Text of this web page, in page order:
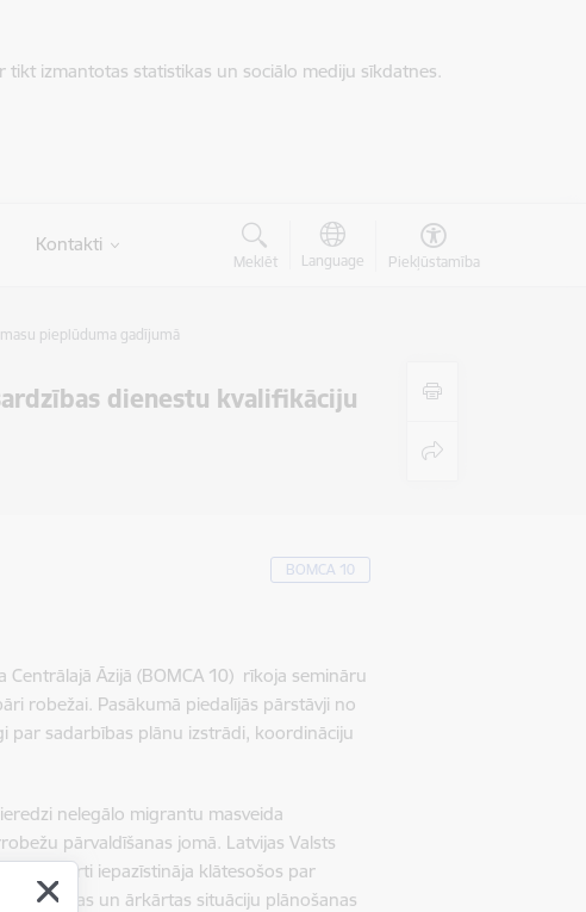
izmantotas statistikas un sociālo mediju sīkdatnes.
Kontakti
Meklēt Language Piekļūstamība
pieplūduma gadījumā
dienestu kvalifikāciju
BOMCA 10
Āzijā (BOMCA 10) rīkoja semināru
robežai. Pasākumā piedalījās pārstāvji no
par sadarbības plānu izstrādi, koordināciju
nelegālo migrantu masveida
pārvaldīšanas jomā. Latvijas Valsts
eksperti iepazīstināja klātesošos par
un ārkārtas situāciju plānošanas